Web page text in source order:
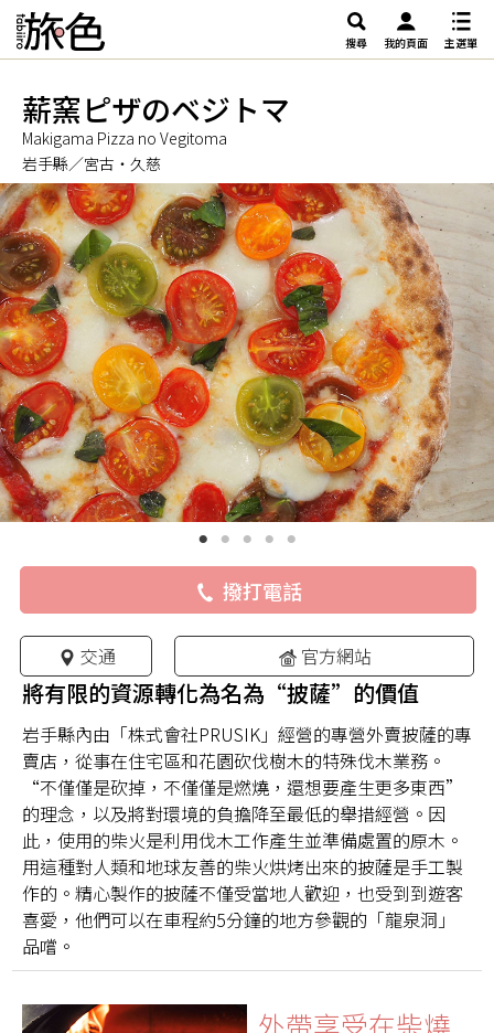
搜尋 我的頁面 主選單
薪窯ピザのベジトマ
Makigama Pizza no Vegitoma
岩手縣／宮古・久慈
撥打電話
交通 官方網站
將有限的資源轉化為名為“披薩”的價值
岩手縣內由「株式會社PRUSIK」經營的專營外賣披薩的專
賣店，從事在住宅區和花園砍伐樹木的特殊伐木業務。
“不僅僅是砍掉，不僅僅是燃燒，還想要產生更多東西”
的理念，以及將對環境的負擔降至最低的舉措經營。因
此，使用的柴火是利用伐木工作產生並準備處置的原木。
用這種對人類和地球友善的柴火烘烤出來的披薩是手工製
作的。精心製作的披薩不僅受當地人歡迎，也受到到遊客
喜愛，他們可以在車程約5分鐘的地方參觀的「龍泉洞」
品嚐。
外帶享受在柴燒